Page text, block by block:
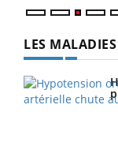
LES MALADIES